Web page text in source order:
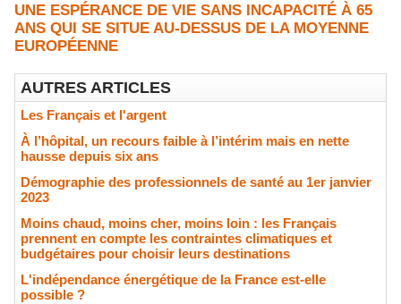
UNE ESPÉRANCE DE VIE SANS INCAPACITÉ À 65
ANS QUI SE SITUE AU-DESSUS DE LA MOYENNE
EUROPÉENNE
AUTRES ARTICLES
Les Français et l'argent
À l’hôpital, un recours faible à l’intérim mais en nette
hausse depuis six ans
Démographie des professionnels de santé au 1er janvier
2023
Moins chaud, moins cher, moins loin : les Français
prennent en compte les contraintes climatiques et
budgétaires pour choisir leurs destinations
L'indépendance énergétique de la France est-elle
possible ?